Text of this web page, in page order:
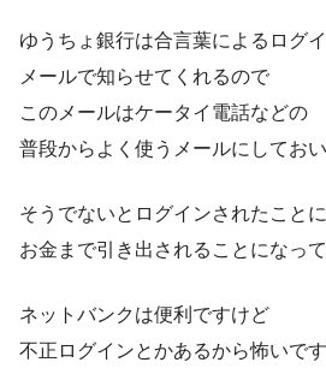
ゆうちょ銀行は合言葉によるログ
メールで知らせてくれるので
このメールはケータイ電話などの
普段からよく使うメールにしてお
そうでないとログインされたこと
お金まで引き出されることになっ
ネットバンクは便利ですけど
不正ログインとかあるから怖いです